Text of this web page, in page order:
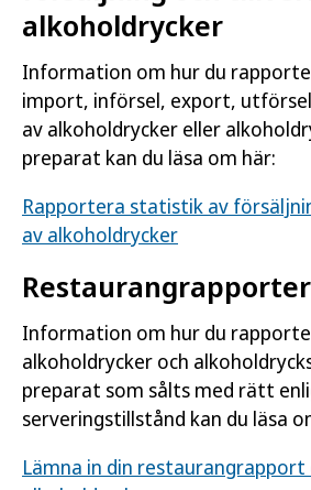
alkoholdrycker
Information om hur du
import, införsel, export,
av alkoholdrycker eller
preparat kan du läsa om här:
Rapportera statistik av
av alkoholdrycker
Information om hur du
alkoholdrycker och
preparat som sålts med rätt
serveringstillstånd kan du läsa
Lämna in din